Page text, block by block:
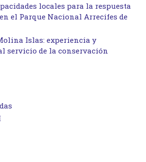
locales para la respuesta
el Parque Nacional Arrecifes de
Islas: experiencia y
servicio de la conservación